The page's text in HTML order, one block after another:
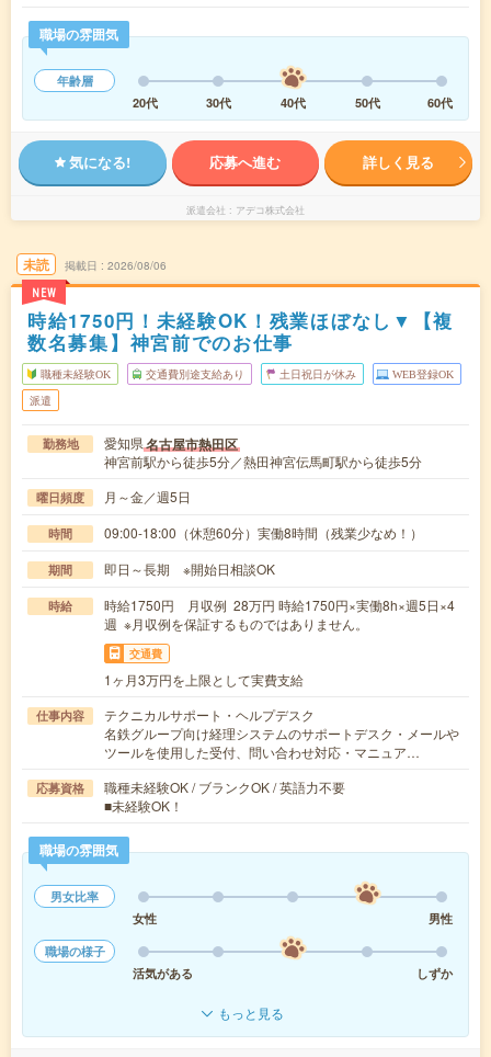
職場の雰囲気
年齢層
20代
30代 40代 50代 60代
気になる! 応募へ進む 詳しく見る
派遣会社 アデコ株式会社
未読
NEW
掲載日 2026/08/06
時給1750円！未経験OK！残業ほぼなし▼【複
数名募集】神宮前でのお仕事
職種未経験OK 交通費別途支給あり 土日祝日が休み WEB登録OK
派遣
勤務地 愛知県名古屋市熱田区
神宮前駅から徒歩5分／熱田神宮伝馬町駅から徒歩5分
曜日頻度 月～金／週5日
時間 09:00-18:00（休憩60分）実働8時間（残業少なめ！）
期間 即日～長期 ※開始日相談OK
時給
時給1750円 月収例 28万円 時給1750円×実働8h×週5日×4
週 ※月収例を保証するものではありません。
交通費
1ヶ月3万円を上限として実費支給
仕事内容
テクニカルサポート・ヘルプデスク
名鉄グループ向け経理システムのサポートデスク・メールや
ツールを使用した受付、問い合わせ対応・マニュア…
応募資格
職種未経験OK / ブランクOK / 英語力不要
■未経験OK！
職場の雰囲気
男女比率
女性
男性
職場の様子
活気がある
しずか
もっと見る